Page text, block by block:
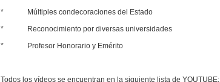
* Múltiples condecoraciones del Estado
* Reconocimiento por diversas universidades
* Profesor Honorario y Emérito
Todos los vídeos se encuentran en la siguiente lista de YOUTUBE: